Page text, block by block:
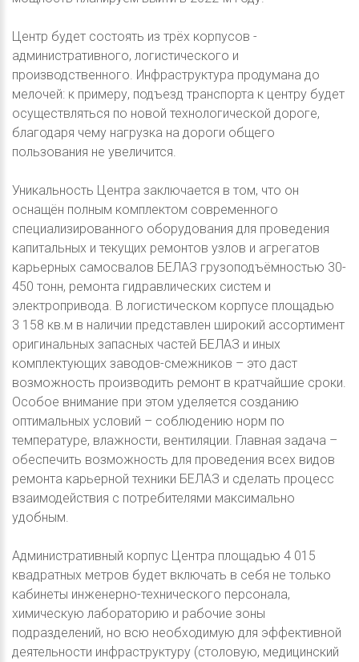
Центр будет состоять из трёх корпусов -
административного, логистического и
производственного. Инфраструктура продумана до
мелочей: к примеру, подъезд транспорта к центру будет
осуществляться по новой технологической дороге,
благодаря чему нагрузка на дороги общего
пользования не увеличится.
Уникальность Центра заключается в том, что он
оснащён полным комплектом современного
специализированного оборудования для проведения
капитальных и текущих ремонтов узлов и агрегатов
карьерных самосвалов БЕЛАЗ грузоподъёмностью 30-
450 тонн, ремонта гидравлических систем и
электропривода. В логистическом корпусе площадью
3 158 кв.м в наличии представлен широкий ассортимент
оригинальных запасных частей БЕЛАЗ и иных
комплектующих заводов-смежников – это даст
возможность производить ремонт в кратчайшие сроки.
Особое внимание при этом уделяется созданию
оптимальных условий – соблюдению норм по
температуре, влажности, вентиляции. Главная задача –
обеспечить возможность для проведения всех видов
ремонта карьерной техники БЕЛАЗ и сделать процесс
взаимодействия с потребителями максимально
удобным.
Административный корпус Центра площадью 4 015
квадратных метров будет включать в себя не только
кабинеты инженерно-технического персонала,
химическую лабораторию и рабочие зоны
подразделений, но всю необходимую для эффективной
деятельности инфраструктуру (столовую, медицинский